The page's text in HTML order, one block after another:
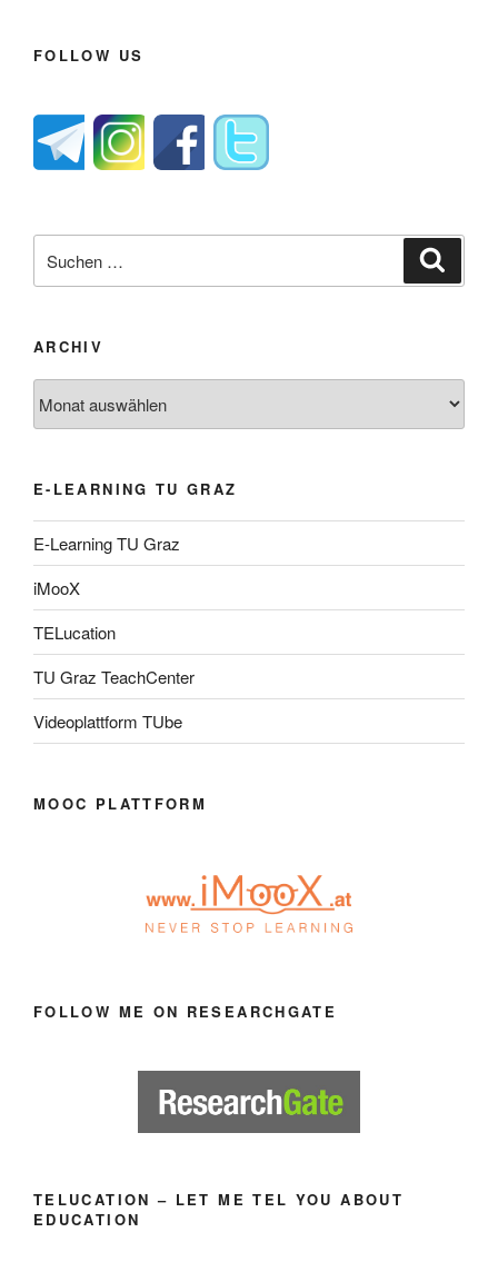
FOLLOW US
nach:
ARCHIV
E-LEARNING TU GRAZ
E-Learning TU Graz
iMooX
TELucation
TU Graz TeachCenter
Videoplattform TUbe
MOOC PLATTFORM
FOLLOW ME ON RESEARCHGATE
TELUCATION – LET ME TEL YOU ABOUT
EDUCATION